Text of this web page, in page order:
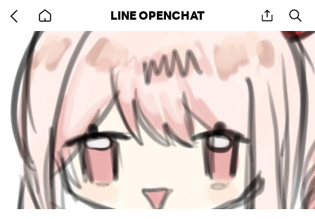
back
home
LINE OPENCHAT share